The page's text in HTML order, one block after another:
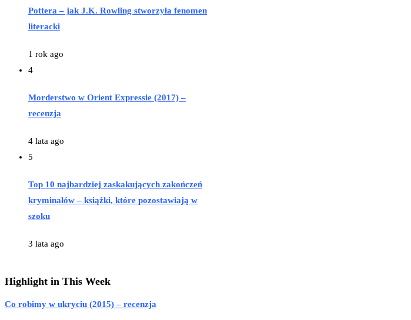
Pottera – jak J.K. Rowling stworzyła fenomen
literacki
1 rok ago
4
Morderstwo w Orient Expressie (2017) –
recenzja
4 lata ago
5
Top 10 najbardziej zaskakujących zakończeń
kryminałów – książki, które pozostawiają w
szoku
3 lata ago
Highlight in This Week
Co robimy w ukryciu (2015) – recenzja